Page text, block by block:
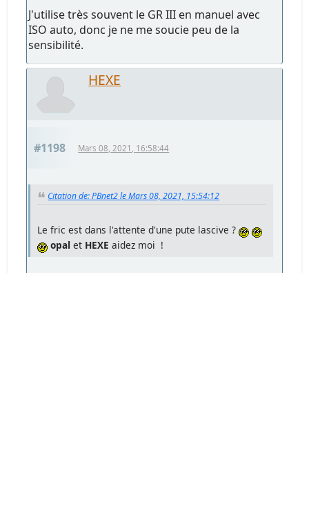
J'utilise très souvent le GR III en manuel avec
ISO auto, donc je ne me soucie peu de la
sensibilité.
HEXE
#1198 Mars 08, 2021, 16:58:44
Citation de: PBnet2 le Mars 08, 2021, 15:54:12
Le fric est dans l'attente d'une pute lascive ?
opal et HEXE aidez moi !